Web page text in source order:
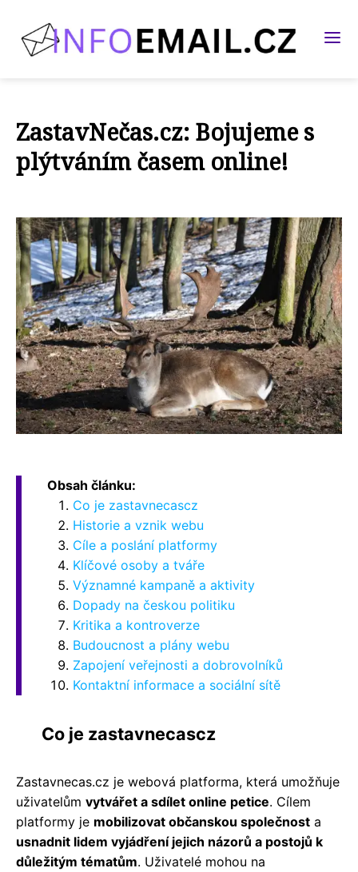
ZastavNečas.cz: Bojujeme s
plýtváním časem online!
Obsah článku:
Co je zastavnecascz
Historie a vznik webu
Cíle a poslání platformy
Klíčové osoby a tváře
Významné kampaně a aktivity
Dopady na českou politiku
Kritika a kontroverze
Budoucnost a plány webu
Zapojení veřejnosti a dobrovolníků
Kontaktní informace a sociální sítě
Co je zastavnecascz
Zastavnecas.cz je webová platforma, která umožňuje
uživatelům vytvářet a sdílet online petice. Cílem
platformy je mobilizovat občanskou společnost a
usnadnit lidem vyjádření jejich názorů a postojů k
důležitým tématům. Uživatelé mohou na